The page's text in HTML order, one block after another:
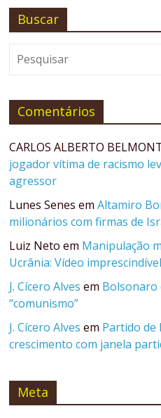
Buscar
Comentários
CARLOS ALBERTO
jogador vítima de racismo
agressor
Lunes Senes emAltamiro
milionários com firmas de
Luiz Neto em Manipulação
Ucrânia: Vídeo
J. Cícero Alves em Bolsonaro
“comunismo”
J. Cícero Alves em Partido
crescimento com janela
Meta